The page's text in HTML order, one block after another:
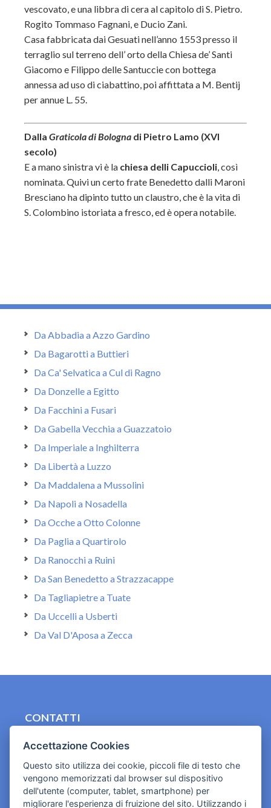
vescovato, e una libbra di cera al capitolo di S. Pietro.
Rogito Tommaso Fagnani, e Ducio Zani.
Casa fabbricata dai Gesuati nell’anno 1553 presso il
terraglio sul terreno dell’ orto della Chiesa de’ Santi
Giacomo e Filippo delle Santuccie con bottega
annessa ad uso di ciabattino, poi affittata a M. Bentij
per annue L. 55.
Dalla Graticola di Bologna di Pietro Lamo (XVI
secolo)
E a mano sinistra vi è la chiesa delli Capuccioli, così
nominata. Quivi un certo frate Benedetto dalli Maroni
Bresciano ha dipinto tutto un claustro, che è la vita di
S. Colombino istoriata a fresco, ed è opera notabile.
Da Abbadia a Azzo Gardino
Da Bagarotti a Buttieri
Da Ca' Selvatica a Cul di Ragno
Da Donzelle a Egitto
Da Facchini a Fusari
Da Gabella Vecchia a Guazzatoio
Da Imperiale a Inghilterra
Da Libertà a Luzzo
Da Maddalena a Mussolini
Da Napoli a Nosadella
Da Ocche a Otto Colonne
Da Paglia a Quartirolo
Da Ranocchi a Ruini
Da San Benedetto a Strazzacappe
Da Tagliapietre a Tuate
Da Uccelli a Usberti
Da Val D'Aposa a Zecca
CONTATTI
Cookies e informativa privacy
Accettazione Cookies
Questo sito utilizza dei cookie, piccoli file di testo che
vengono memorizzati dal browser sul dispositivo
dell'utente (computer, tablet, smartphone) per
migliorare l'esperienza di fruizione del sito. Utilizzando i